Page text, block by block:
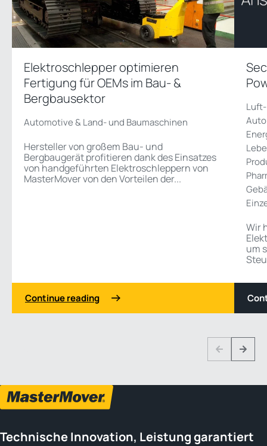
Elektroschlepper optimieren
Fertigung für OEMs im Bau- &
Bergbausektor
Automotive & Land- und Baumaschinen
Hersteller von großem Bau- und
Bergbaugerät profitieren dank des Einsatzes
von handgeführten Elektroschleppern von
MasterMover von den Vorteilen der...
Continue reading
Wir
um
PreviousNext
Technische Innovation, Leistung garantiert